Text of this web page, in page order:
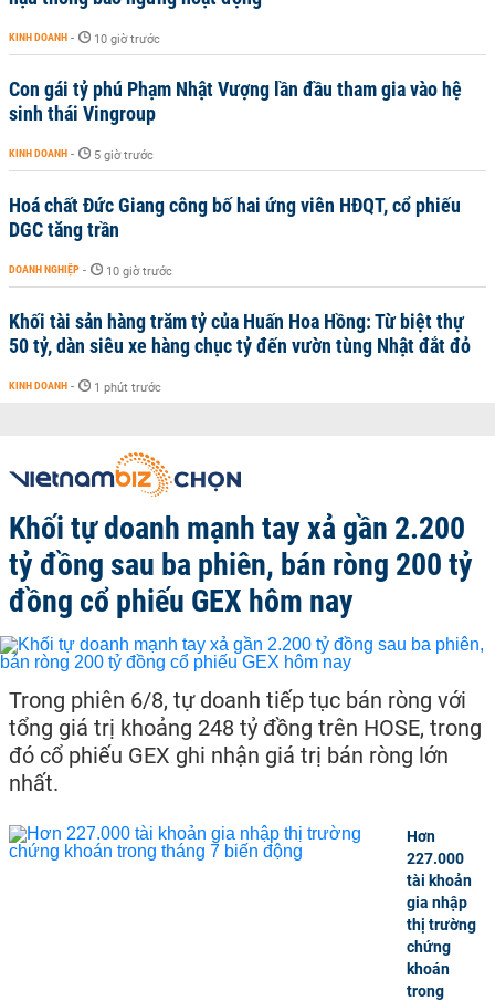
KINH DOANH - 10 giờ trước
Con gái tỷ phú Phạm Nhật Vượng lần đầu tham gia vào hệ
sinh thái Vingroup
KINH DOANH - 5 giờ trước
Hoá chất Đức Giang công bố hai ứng viên HĐQT, cổ phiếu
DGC tăng trần
DOANH NGHIỆP - 10 giờ trước
Khối tài sản hàng trăm tỷ của Huấn Hoa Hồng: Từ biệt thự
50 tỷ, dàn siêu xe hàng chục tỷ đến vườn tùng Nhật đắt đỏ
KINH DOANH - 1 phút trước
Khối tự doanh mạnh tay xả gần 2.200
tỷ đồng sau ba phiên, bán ròng 200 tỷ
đồng cổ phiếu GEX hôm nay
Trong phiên 6/8, tự doanh tiếp tục bán ròng với
tổng giá trị khoảng 248 tỷ đồng trên HOSE, trong
đó cổ phiếu GEX ghi nhận giá trị bán ròng lớn
nhất.
Hơn
227.000
tài khoản
gia nhập
thị trường
chứng
khoán
trong